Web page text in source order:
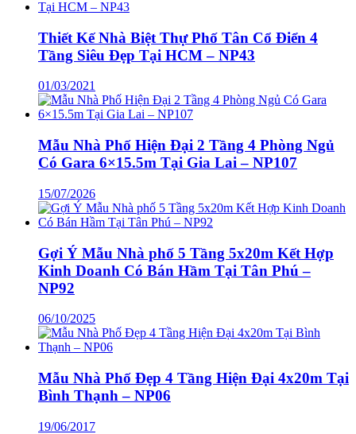
Thiết Kế Nhà Biệt Thự Phố Tân Cổ Điển 4
Tầng Siêu Đẹp Tại HCM – NP43
01/03/2021
Mẫu Nhà Phố Hiện Đại 2 Tầng 4 Phòng Ngủ
Có Gara 6×15.5m Tại Gia Lai – NP107
15/07/2026
Gợi Ý Mẫu Nhà phố 5 Tầng 5x20m Kết Hợp
Kinh Doanh Có Bán Hầm Tại Tân Phú –
NP92
06/10/2025
Mẫu Nhà Phố Đẹp 4 Tầng Hiện Đại 4x20m Tại
Bình Thạnh – NP06
19/06/2017